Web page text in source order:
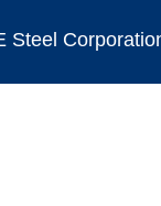
Steel